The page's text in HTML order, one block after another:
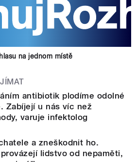
na jednom místě
antibiotik plodíme odolné
Zabíjejí u nás víc než
varuje infektolog
a zneškodnit ho.
lidstvo od nepaměti,